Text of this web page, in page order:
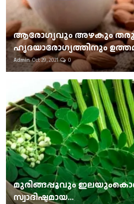
ആരോഗ്യവും അഴകും
ഹൃദയാരോഗ്യത്തിനും
Admin Oct 29, 2021 0
മുരിങ്ങപ്പൂവും
സ്വാദിഷ്ടമായ...